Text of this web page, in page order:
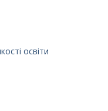
освіти